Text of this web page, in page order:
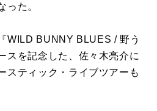
った。
WILD BUNNY BLUES / 野う
スを記念した、佐々木亮介に
スティック・ライブツアーも